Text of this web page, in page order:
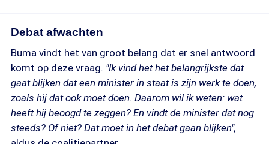
Debat afwachten
Buma vindt het van groot belang dat er snel antwoord
komt op deze vraag. "Ik vind het het belangrijkste dat
gaat blijken dat een minister in staat is zijn werk te doen,
zoals hij dat ook moet doen. Daarom wil ik weten: wat
heeft hij beoogd te zeggen? En vindt de minister dat nog
steeds? Of niet? Dat moet in het debat gaan blijken",